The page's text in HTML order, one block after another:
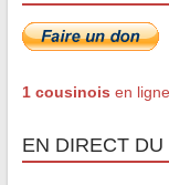
1 cousinois en
EN DIRECT DU